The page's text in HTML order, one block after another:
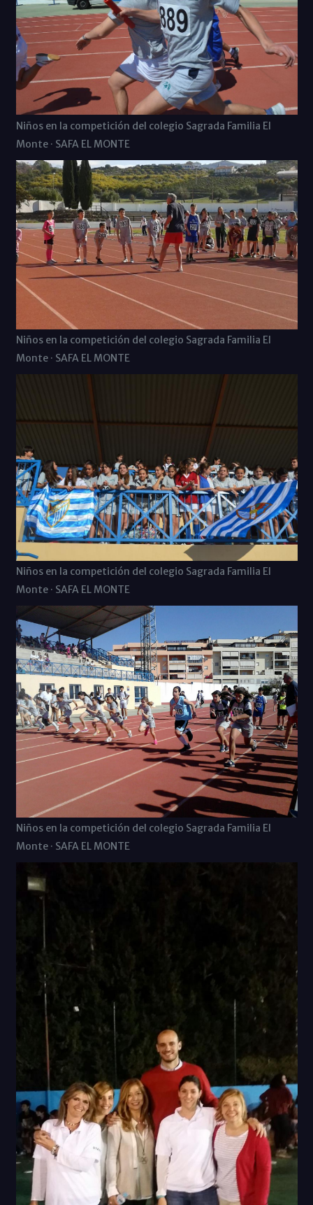
Niños en la competición del colegio Sagrada Familia El
Monte · SAFA EL MONTE
Niños en la competición del colegio Sagrada Familia El
Monte · SAFA EL MONTE
Niños en la competición del colegio Sagrada Familia El
Monte · SAFA EL MONTE
Niños en la competición del colegio Sagrada Familia El
Monte · SAFA EL MONTE